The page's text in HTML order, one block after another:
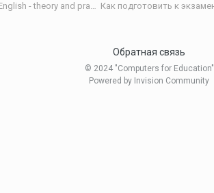
Теория и практика обучения английскому языку/Teaching English - theory and practice
Обратная связь
© 2024 "Computers for Education"
Powered by Invision Community